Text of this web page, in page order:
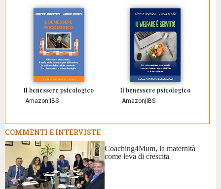
Il benessere psicologico
Amazon IBS
Il benessere psicologico
Amazon IBS
COMMENTI E INTERVISTE
Coaching4Mum, la maternità
come leva di crescita